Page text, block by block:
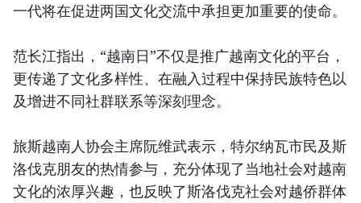
一代将在促进两国文化交流中承担更加重要的使命。
范长江指出，“越南日”不仅是推广越南文化的平台，
更传递了文化多样性、在融入过程中保持民族特色以
及增进不同社群联系等深刻理念。
旅斯越南人协会主席阮维武表示，特尔纳瓦市民及斯
洛伐克朋友的热情参与，充分体现了当地社会对越南
文化的浓厚兴趣，也反映了斯洛伐克社会对越侨群体